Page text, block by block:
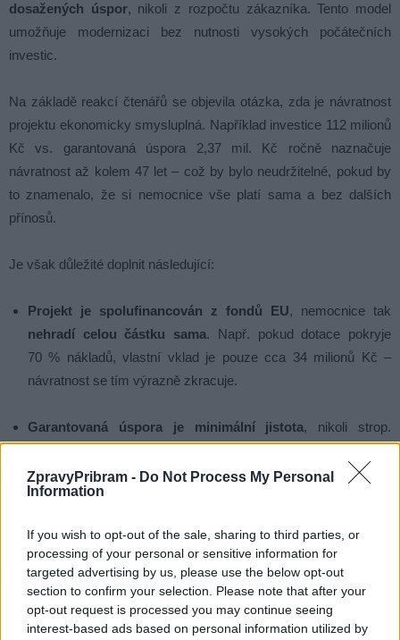
ZpravyPribram - Do Not Process My Personal
Information
If you wish to opt-out of the sale, sharing to third parties, or
processing of your personal or sensitive information for
targeted advertising by us, please use the below opt-out
section to confirm your selection. Please note that after your
opt-out request is processed you may continue seeing
interest-based ads based on personal information utilized by
dosažených úspor, nikoli z rozpočtu zákazníka. Tento model
umožňuje modernizaci bez nutnosti vysokých počátečních
investic.
Na základě reakcí čtenářů se objevila otázka, zda je návratnost
projektu ekonomicky smysluplná. Například investice 112 milionů
Kč vs. garantovaná úspora 2,37 mil. Kč ročně naznačuje
návratnost až kolem 47 let – což by bylo neudržitelné, pokud by
to znamenalo, že si nemocnice vše platí sama a bez dalších
přínosů.
Je však důležité doplnit následující:
Projekt je spolufinancován z fondů EU, nemocnice tak
nehradí celou částku sama. Např. pokud dotace pokryje
70 % nákladů, vlastní vklad je pouze cca 34 milionů Kč –
návratnost se tím výrazně zkracuje.
Garantovaná úspora je minimální jistota, nikoli strop.
(nižší poruchovost, údržba, komfort).
financování nebo zadlužení, a to s přenesením rizika na
dodavatele.
Některá opatření (zateplení, LED osvětlení) mají životnost 20–
30 let, takže přínosy pokračují i po skončení garanční doby.